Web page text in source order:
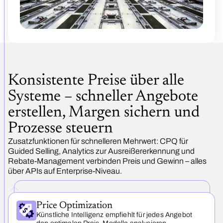
Konsistente Preise über alle
Systeme – schneller Angebote
erstellen, Margen sichern und
Prozesse steuern
Zusatzfunktionen für schnelleren Mehrwert: CPQ für
Guided Selling, Analytics zur Ausreißer­erkennung und
Rebate-Management verbinden Preis und Gewinn – alles
über APIs auf Enterprise-Niveau.
Price Optimization
Künstliche Intelligenz empfiehlt für jedes Angebot